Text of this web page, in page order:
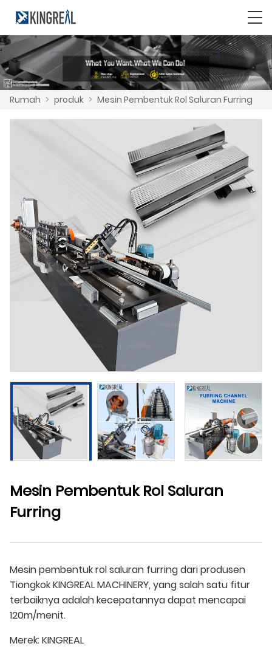
Rumah > produk > Mesin Pembentuk Rol Saluran Furring
Mesin Pembentuk Rol Saluran
Furring
Mesin pembentuk rol saluran furring dari produsen
Tiongkok KINGREAL MACHINERY, yang salah satu fitur
terbaiknya adalah kecepatannya dapat mencapai
120m/menit.
Merek:KINGREAL